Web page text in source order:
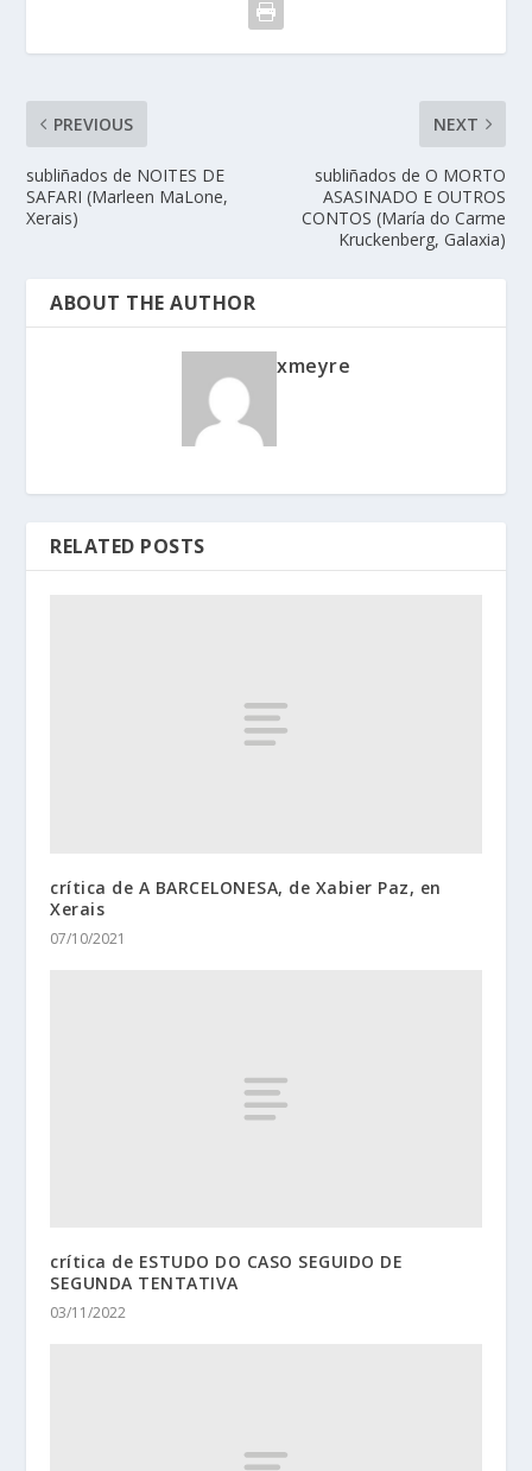
PREVIOUS
subliñados de NOITES DE
SAFARI (Marleen MaLone,
Xerais)
NEXT
subliñados de O MORTO
ASASINADO E OUTROS
CONTOS (María do Carme
Kruckenberg, Galaxia)
ABOUT THE AUTHOR
xmeyre
RELATED POSTS
crítica de A BARCELONESA, de Xabier Paz, en
Xerais
07/10/2021
crítica de ESTUDO DO CASO SEGUIDO DE
SEGUNDA TENTATIVA
03/11/2022